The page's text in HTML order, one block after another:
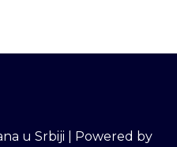
u Srbiji | Powered by